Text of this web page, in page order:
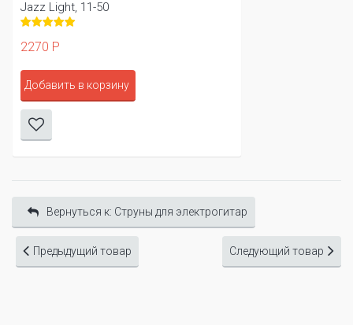
Jazz Light, 11-50
2270 Р
Добавить в корзину
Вернуться к: Cтруны для электрогитар
Предыдущий товар Следующий товар